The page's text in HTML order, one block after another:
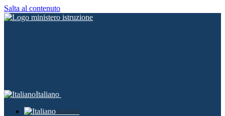
Salta al contenuto
Italiano
Italiano